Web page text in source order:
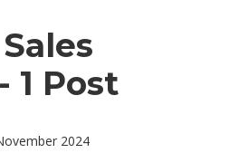
1 Post
2024